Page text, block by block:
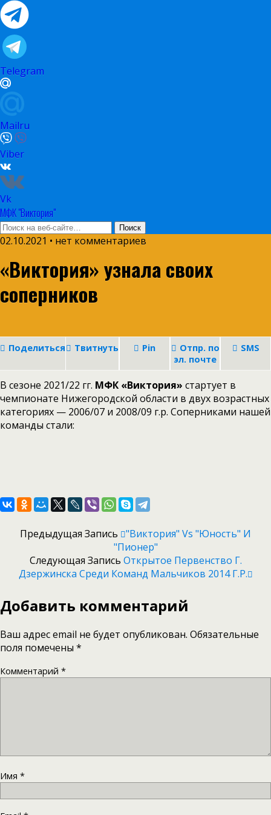
Telegram
Mailru
Viber
Vk
МФК "Виктория"
02.10.2021 • нет комментариев
«Виктория» узнала своих
соперников
Поделиться Твитнуть Pin
Отпр. по
эл. почте
SMS
В сезоне 2021/22 гг. МФК «Виктория» стартует в
чемпионате Нижегородской области в двух возрастных
категориях — 2006/07 и 2008/09 г.р. Соперниками нашей
команды стали:
Предыдущая Запись
"Виктория" Vs "Юность" И
"Пионер"
Следующая Запись Открытое Первенство Г.
Дзержинска Среди Команд Мальчиков 2014 Г.р.
Добавить комментарий
Ваш адрес email не будет опубликован. Обязательные
поля помечены *
Комментарий *
Имя *